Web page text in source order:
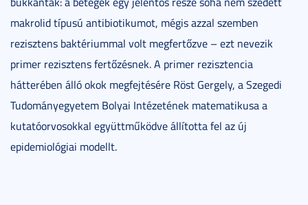
makrolid típusú antibiotikumot, mégis azzal szemben
rezisztens baktériummal volt megfertőzve – ezt nevezik
primer rezisztens fertőzésnek. A primer rezisztencia
hátterében álló okok megfejtésére Röst Gergely, a Szegedi
Tudományegyetem Bolyai Intézetének matematikusa a
kutatóorvosokkal együttműködve állította fel az új
epidemiológiai modellt.